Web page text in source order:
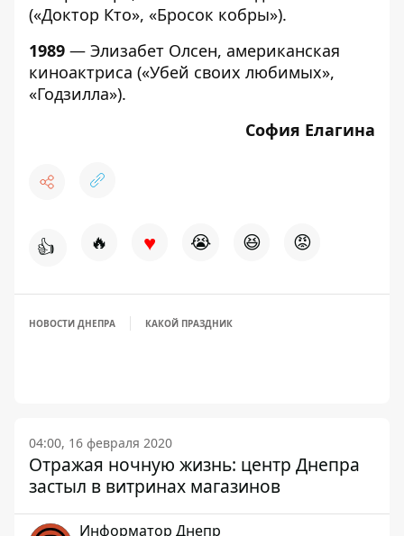
(«Доктор Кто», «Бросок кобры»).
1989 — Элизабет Олсен, американская
киноактриса («Убей своих любимых»,
«Годзилла»).
София Елагина
👍 🔥 ♥ 😭 😆 😡
НОВОСТИ ДНЕПРА КАКОЙ ПРАЗДНИК
04:00, 16 февраля 2020
Отражая ночную жизнь: центр Днепра
застыл в витринах магазинов
Информатор Днепр